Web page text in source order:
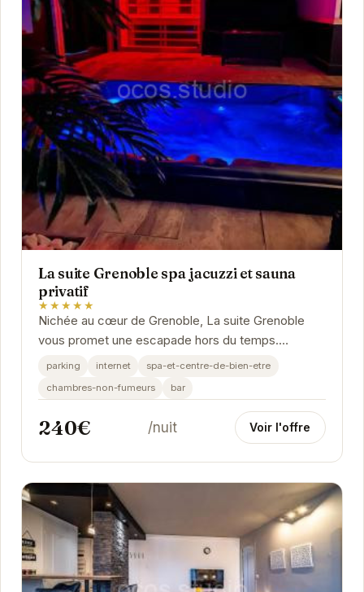
La suite Grenoble spa jacuzzi et sauna
privatif
★★★★★
Nichée au cœur de Grenoble, La suite Grenoble
vous promet une escapade hors du temps.
Plongez dans l'intimité d'un espace luxueux et
parking internet
spa-et-centre-de-bien-etre
chambres-non-fumeurs
bar
240€ /nuit Voir l'offre